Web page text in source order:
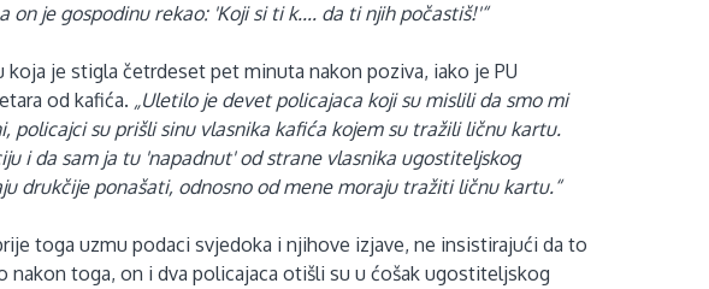
je gospodinu rekao: 'Koji si ti k.... da ti njih počastiš!'“
je stigla četrdeset pet minuta nakon poziva, iako je PU
od kafića. „Uletilo je devet policajaca koji su mislili da smo mi
policajci su prišli sinu vlasnika kafića kojem su tražili ličnu kartu.
i da sam ja tu 'napadnut' od strane vlasnika ugostiteljskog
drukčije ponašati, odnosno od mene moraju tražiti ličnu kartu.“
toga uzmu podaci svjedoka i njihove izjave, ne insistirajući da to
nakon toga, on i dva policajaca otišli su u ćošak ugostiteljskog